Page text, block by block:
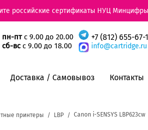
российские сертификаты НУЦ
пн-птс 9.00 до 20.00
сб-всс 9.00 до 18.00
+7 (812) 655-67-
info@cartridge.ru
Доставка / Самовывоз Контакты
принтеры LBP Canon i-SENSYS LBP623cw